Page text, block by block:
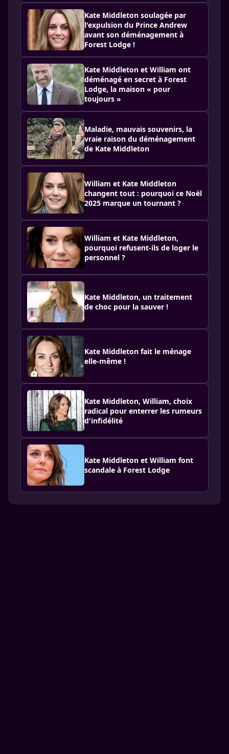
Kate Middleton soulagée par
l'expulsion du Prince Andrew
avant son déménagement à
Forest Lodge !
Kate Middleton et William ont
déménagé en secret à Forest
Lodge, la maison « pour
toujours »
Maladie, mauvais souvenirs, la
vraie raison du déménagement
de Kate Middleton
William et Kate Middleton
changent tout : pourquoi ce Noël
2025 marque un tournant ?
William et Kate Middleton,
pourquoi refusent-ils de loger le
personnel ?
Kate Middleton, un traitement
de choc pour la sauver !
Kate Middleton fait le ménage
elle-même !
Kate Middleton, William, choix
radical pour enterrer les rumeurs
d'infidélité
Kate Middleton et William font
scandale à Forest Lodge